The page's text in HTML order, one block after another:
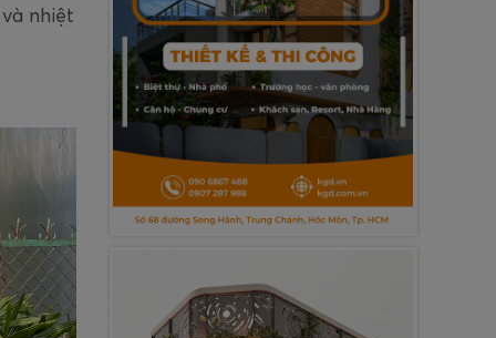
nhiệt